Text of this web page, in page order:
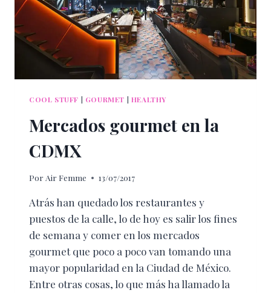
COOL STUFF | GOURMET | HEALTHY
Mercados gourmet en la
CDMX
Por Air Femme 13/07/2017
Atrás han quedado los restaurantes y
puestos de la calle, lo de hoy es salir los fines
de semana y comer en los mercados
gourmet que poco a poco van tomando una
mayor popularidad en la Ciudad de México.
Entre otras cosas, lo que más ha llamado la